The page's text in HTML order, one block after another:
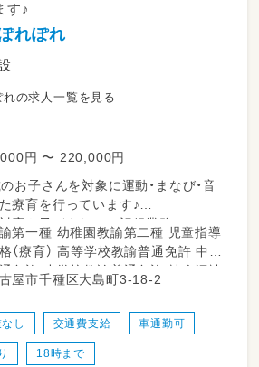
す♪
れぽれ
の求人一覧を見る
円 〜 220,000円
お子さんを対象に運動・まなび・音
療育を行っています♪
応や子どもたちの記録業務
教諭第二種 児童指導
学校教諭普通免許 中学
普通免許 社会福祉
士 精神保健福祉士 普通自動車運転免許
屋市千種区大島町3-18-2
し 交通費支給 車通勤可
18時まで